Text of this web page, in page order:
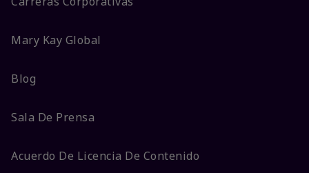
Mary Kay Global
Blog
Sala De Prensa
Acuerdo De Licencia De Contenido